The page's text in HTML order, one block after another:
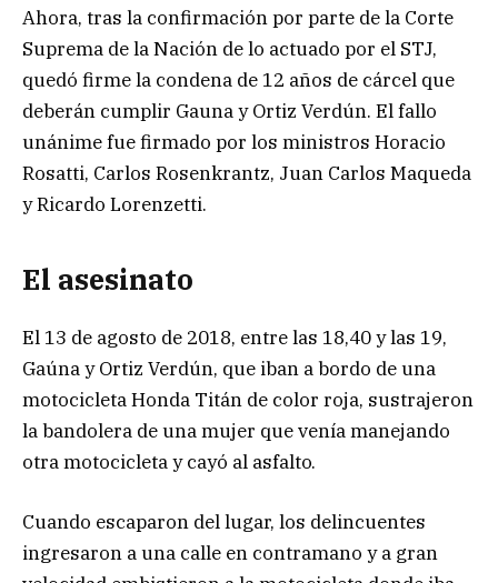
Ahora, tras la confirmación por parte de la Corte
Suprema de la Nación de lo actuado por el STJ,
quedó firme la condena de 12 años de cárcel que
deberán cumplir Gauna y Ortiz Verdún. El fallo
unánime fue firmado por los ministros Horacio
Rosatti, Carlos Rosenkrantz, Juan Carlos Maqueda
y Ricardo Lorenzetti.
El asesinato
El 13 de agosto de 2018, entre las 18,40 y las 19,
Gaúna y Ortiz Verdún, que iban a bordo de una
motocicleta Honda Titán de color roja, sustrajeron
la bandolera de una mujer que venía manejando
otra motocicleta y cayó al asfalto.
Cuando escaparon del lugar, los delincuentes
ingresaron a una calle en contramano y a gran